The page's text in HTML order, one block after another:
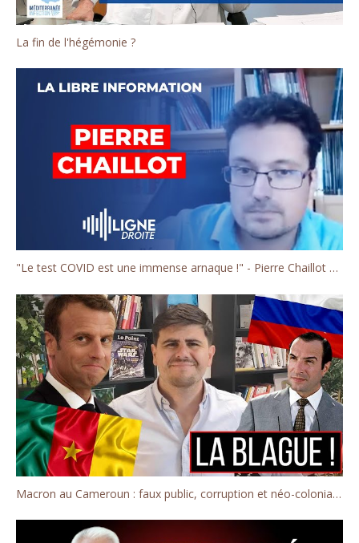
La fin de l'hégémonie ?
"Le test COVID est une immense arnaque !" - Pierre Chaillot de la chaîne Décoder l'éco
Macron au Cameroun : faux public, corruption et néo-colonialisme